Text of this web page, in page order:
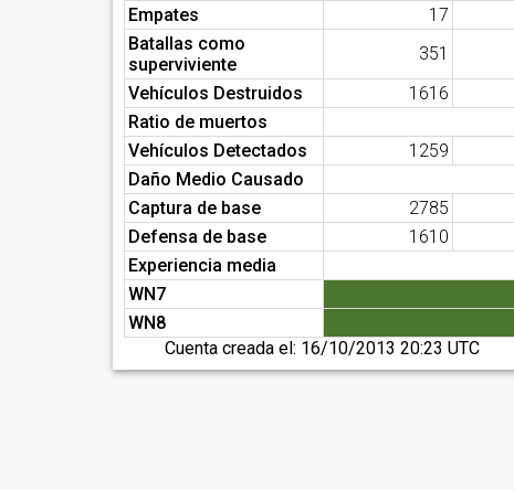
Empates
17
Batallas como
superviviente
351
Vehículos Destruidos
1616
Ratio de muertos
Vehículos Detectados
1259
Daño Medio Causado
Captura de base
2785
Defensa de base
1610
Experiencia media
WN7
WN8
Cuenta creada el: 16/10/2013 20:23 UTC